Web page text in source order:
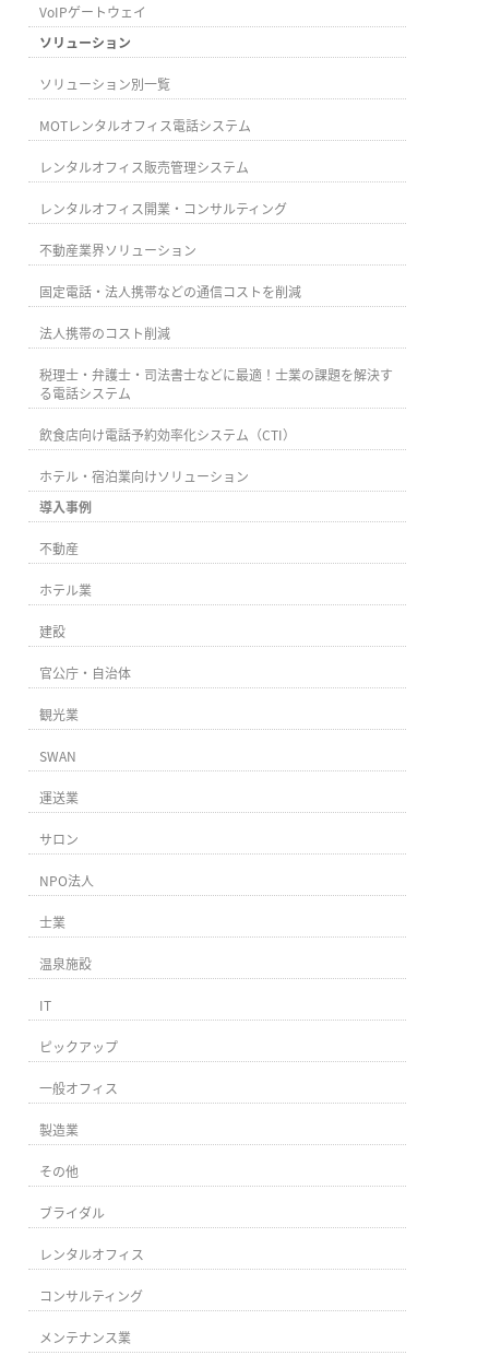
VoIPゲートウェイ
ソリューション
ソリューション別一覧
MOTレンタルオフィス電話システム
レンタルオフィス販売管理システム
レンタルオフィス開業・コンサルティング
不動産業界ソリューション
固定電話・法人携帯などの通信コストを削減
法人携帯のコスト削減
税理士・弁護士・司法書士などに最適！士業の課題を解決す
る電話システム
飲食店向け電話予約効率化システム（CTI）
ホテル・宿泊業向けソリューション
導入事例
不動産
ホテル業
建設
官公庁・自治体
観光業
SWAN
運送業
サロン
NPO法人
士業
温泉施設
IT
ピックアップ
一般オフィス
製造業
その他
ブライダル
レンタルオフィス
コンサルティング
メンテナンス業